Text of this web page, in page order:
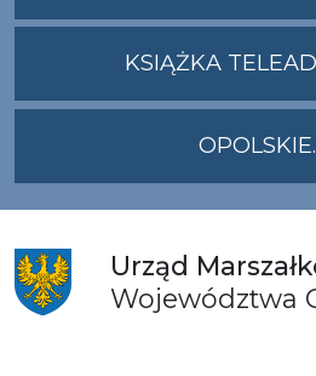
KSIĄŻKA
Urząd
Województwa